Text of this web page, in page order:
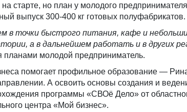
на старте, но план у молодого
выпуск 300-400 кг готовых полуфабрикатов.
в точки быстрого питания, кафе и
а в дальнейшем работать и в других
планами молодой предприниматель.
помогает профильное образование —
А освоить основы создания и
программы «СВОё Дело» от
центра «Мой бизнес».